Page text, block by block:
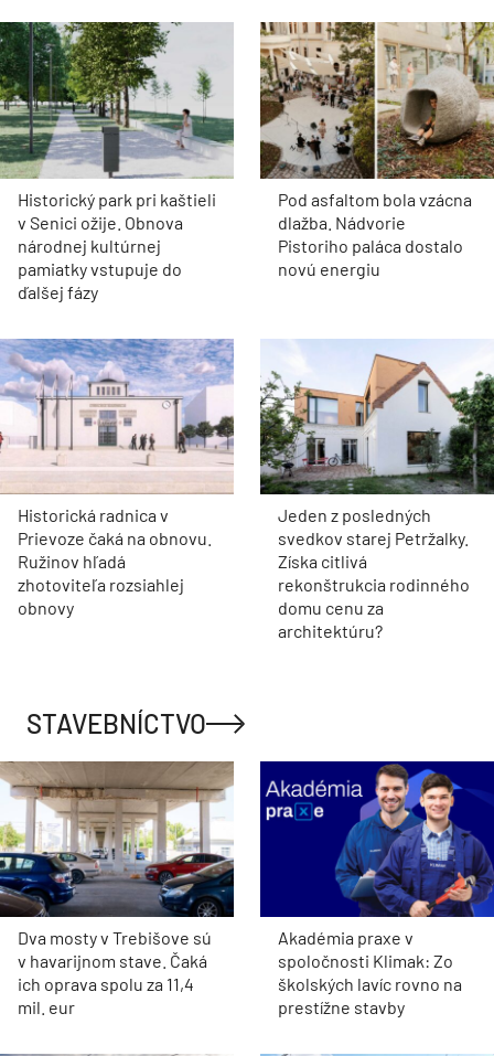
Historický park pri kaštieli
v Senici ožije. Obnova
národnej kultúrnej
pamiatky vstupuje do
ďalšej fázy
Pod asfaltom bola vzácna
dlažba. Nádvorie
Pistoriho paláca dostalo
novú energiu
Historická radnica v
Prievoze čaká na obnovu.
Ružinov hľadá
zhotoviteľa rozsiahlej
obnovy
Jeden z posledných
svedkov starej Petržalky.
Získa citlivá
rekonštrukcia rodinného
domu cenu za
architektúru?
STAVEBNÍCTVO
Dva mosty v Trebišove sú
v havarijnom stave. Čaká
ich oprava spolu za 11,4
mil. eur
Akadémia praxe v
spoločnosti Klimak: Zo
školských lavíc rovno na
prestížne stavby